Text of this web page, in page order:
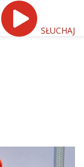
SŁUCHAJ